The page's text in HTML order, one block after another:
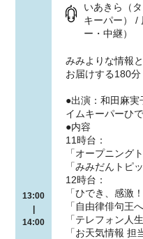
13:00
14:00
いあきら（
キーパー） /
ー・中継）
みみよりな情報
お届けする180分
●出演：和田麻実
イムキーパーひ
●内容
11時台：
「オープニング
「みみだんトピ
12時台：
「ひでき、感激
「自由律俳句王
「テレフォン人
「お天気情報 担